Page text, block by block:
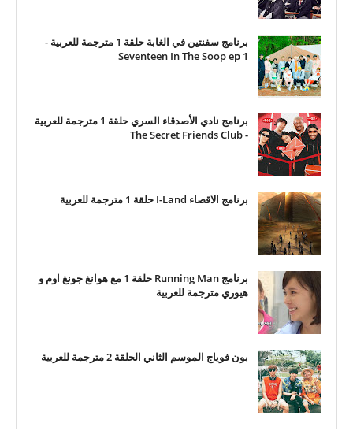
برنامج سفنتين في الغابة حلقة 1 مترجمة للعربية -
Seventeen In The Soop ep 1
برنامج نادي الأصدقاء السري حلقة 1 مترجمة للعربية
- The Secret Friends Club
برنامج الاقصاء I-Land حلقة 1 مترجمة للعربية
برنامج Running Man حلقة 1 مع هوانغ جونغ اوم و
هيوري مترجمة للعربية
بون فوياج الموسم الثاني الحلقة 2 مترجمة للعربية